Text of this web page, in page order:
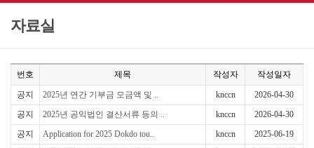
자료실
번호 제목 작성자 작성일자
공지 2025년 연간 기부금 모금액 및 .. knccn
2026-04-30
공지
2025년 공익법인 결산서류 등의 .. knccn
2026-04-30
공지
Application for 2025 Dokdo tou.. knccn
2025-06-19